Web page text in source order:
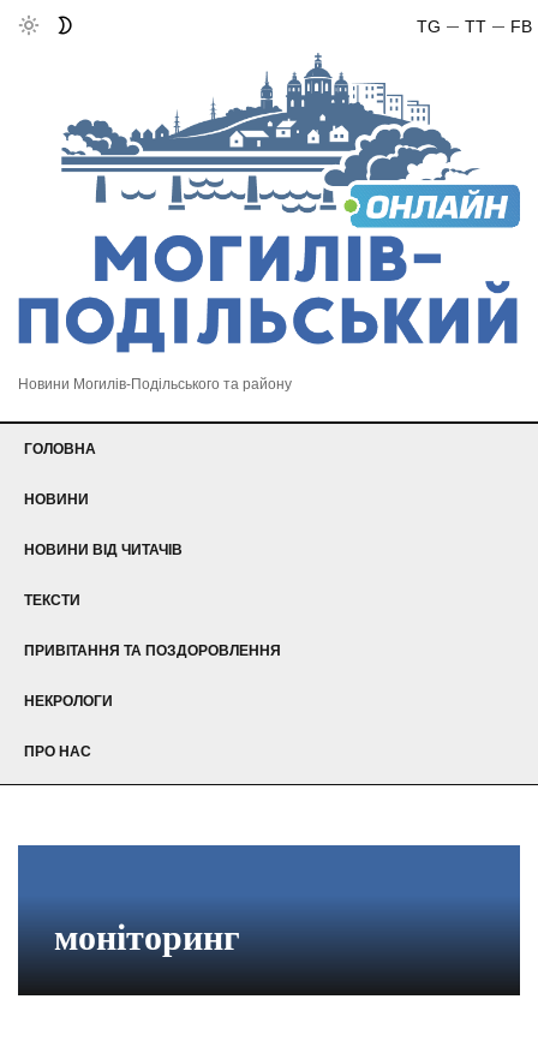
FB
TT
TG
Новини Могилів-Подільського та району
ГОЛОВНА
НОВИНИ
НОВИНИ ВІД ЧИТАЧІВ
ТЕКСТИ
ПРИВІТАННЯ ТА ПОЗДОРОВЛЕННЯ
НЕКРОЛОГИ
ПРО НАС
моніторинг